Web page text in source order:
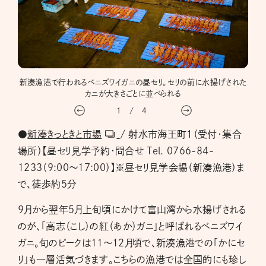
新湊漁港で行われるベニズワイガニの昼セリ。セリの前に水揚げされた
カニが大きさごとに並べられる
1 / 4
●新湊きっときと市場
/ 射水市海王町１（受付・集合
場所）【昼セリ見学予約・問合せ Tel. 0766-84-
1233（9:00～17:00）】※昼セリ見学会場（新湊漁港）ま
で、徒歩約５分
9月から翌年5月上旬頃にかけて富山湾から水揚げされる
のが、「高志（こし）の紅（あか）ガニ」と呼ばれるベニズワイ
ガニ。旬のピークは11～12月頃で、新湊漁港での「かにセ
リ」も一層活気づきます。こちらの漁港では全国的にも珍し